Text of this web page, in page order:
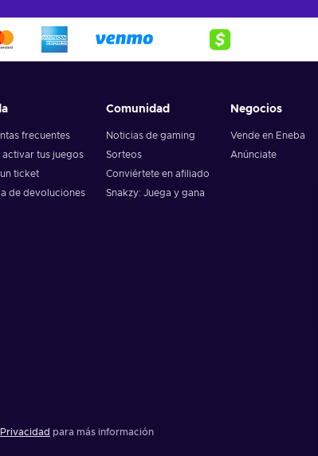
frecuentes
activar tus juegos
ticket
de devoluciones
Comunidad
Noticias de gaming
Sorteos
Conviértete en afiliado
Snakzy: Juega y gana
Negocios
Vende en Eneba
Anúnciate
para más información